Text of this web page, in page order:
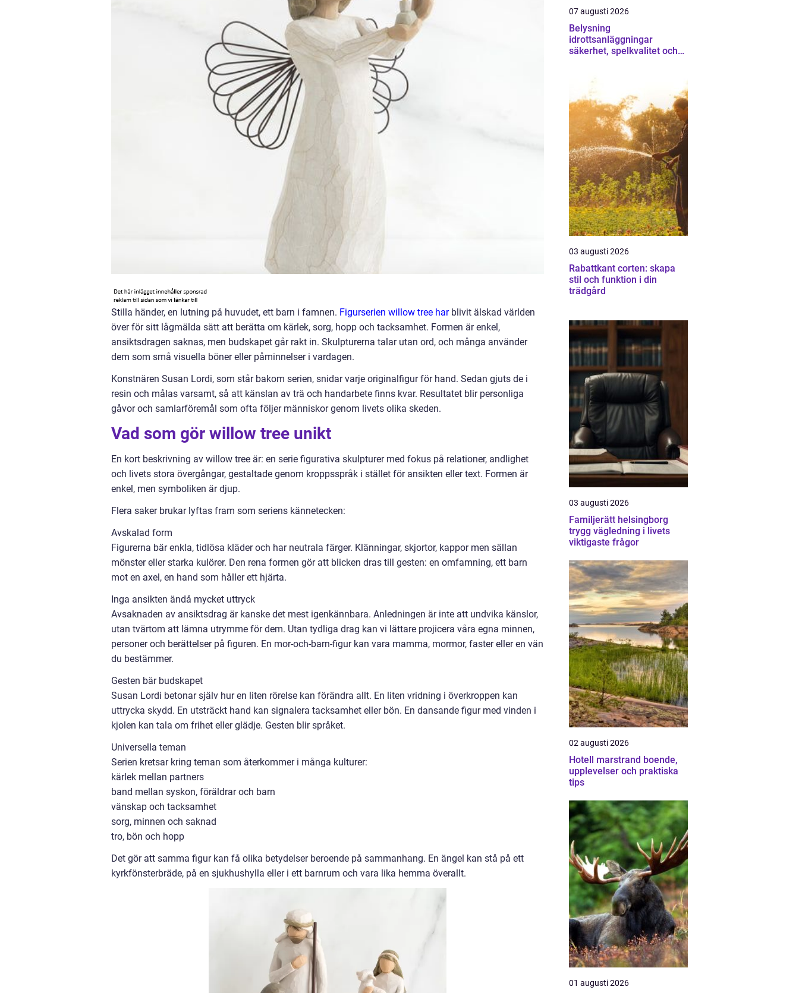
Stilla händer, en lutning på huvudet, ett barn i famnen. Figurserien willow tree harblivit älskad världen
över för sitt lågmälda sätt att berätta om kärlek, sorg, hopp och tacksamhet. Formen är enkel,
ansiktsdragen saknas, men budskapet går rakt in. Skulpturerna talar utan ord, och många använder
dem som små visuella böner eller påminnelser i vardagen.
Konstnären Susan Lordi, som står bakom serien, snidar varje originalfigur för hand. Sedan gjuts de i
resin och målas varsamt, så att känslan av trä och handarbete finns kvar. Resultatet blir personliga
gåvor och samlarföremål som ofta följer människor genom livets olika skeden.
Vad som gör willow tree unikt
En kort beskrivning av willow tree är: en serie figurativa skulpturer med fokus på relationer, andlighet
och livets stora övergångar, gestaltade genom kroppsspråk i stället för ansikten eller text. Formen är
enkel, men symboliken är djup.
Flera saker brukar lyftas fram som seriens kännetecken:
Avskalad form
Figurerna bär enkla, tidlösa kläder och har neutrala färger. Klänningar, skjortor, kappor men sällan
mönster eller starka kulörer. Den rena formen gör att blicken dras till gesten: en omfamning, ett barn
mot en axel, en hand som håller ett hjärta.
Inga ansikten ändå mycket uttryck
Avsaknaden av ansiktsdrag är kanske det mest igenkännbara. Anledningen är inte att undvika känslor,
utan tvärtom att lämna utrymme för dem. Utan tydliga drag kan vi lättare projicera våra egna minnen,
personer och berättelser på figuren. En mor-och-barn-figur kan vara mamma, mormor, faster eller en vän
du bestämmer.
Gesten bär budskapet
Susan Lordi betonar själv hur en liten rörelse kan förändra allt. En liten vridning i överkroppen kan
uttrycka skydd. En utsträckt hand kan signalera tacksamhet eller bön. En dansande figur med vinden i
kjolen kan tala om frihet eller glädje. Gesten blir språket.
Universella teman
Serien kretsar kring teman som återkommer i många kulturer:
kärlek mellan partners
band mellan syskon, föräldrar och barn
vänskap och tacksamhet
sorg, minnen och saknad
tro, bön och hopp
Det gör att samma figur kan få olika betydelser beroende på sammanhang. En ängel kan stå på ett
kyrkfönsterbräde, på en sjukhushylla eller i ett barnrum och vara lika hemma överallt.
07 augusti 2026
Belysning
idrottsanläggningar
säkerhet, spelkvalitet och
03 augusti 2026
Rabattkant corten: skapa
stil och funktion i din
trädgård
03 augusti 2026
Familjerätt helsingborg
trygg vägledning i livets
viktigaste frågor
02 augusti 2026
Hotell marstrand boende,
upplevelser och praktiska
tips
01 augusti 2026